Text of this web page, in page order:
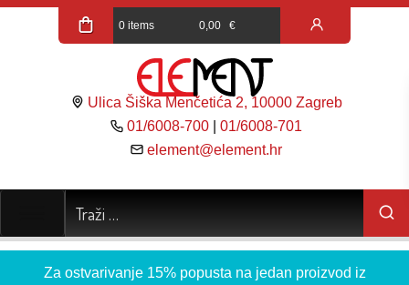
0 items 0,00 €
Ulica Šiška Menčetića 2, 10000 Zagreb
01/6008-700 |01/6008-701
element@element.hr
Za ostvarivanje 15% popusta na jedan proizvod iz